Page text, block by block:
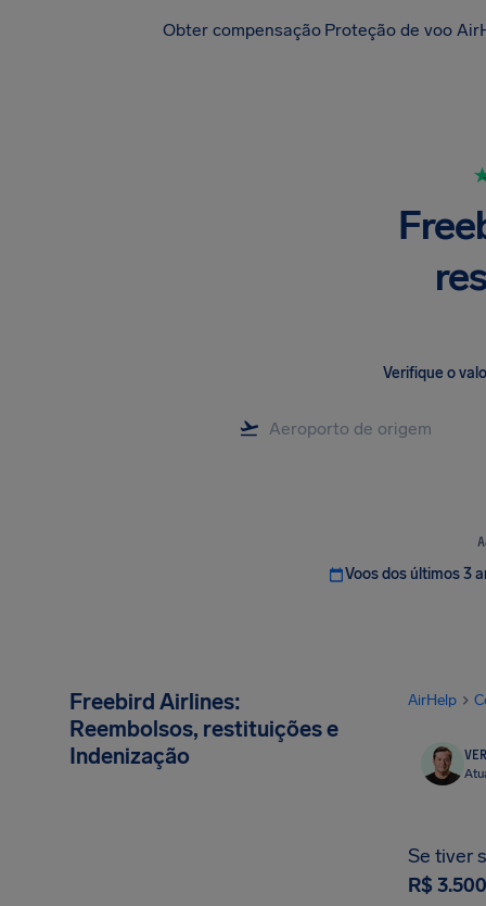
Obter compensação Proteção de voo
Verifique o
Voos dos últimos 3
Freebird Airlines:
Reembolsos, restituições e
Indenização
AirHelp
Se tiver
R$ 3.500